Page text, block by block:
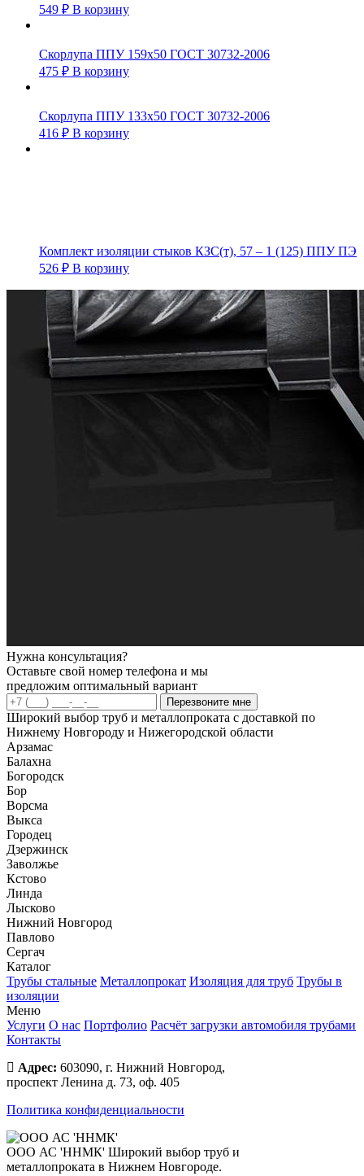
549 ₽ В корзину
Скорлупа ППУ 159х50 ГОСТ 30732-2006
475 ₽ В корзину
Скорлупа ППУ 133х50 ГОСТ 30732-2006
416 ₽ В корзину
Комплект изоляции стыков КЗС(т), 57 – 1 (125) ППУ ПЭ
526 ₽ В корзину
Нужна консультация?
Оставьте свой номер телефона и мы
предложим оптимальный вариант
Перезвоните мне
Широкий выбор труб и металлопроката с доставкой по
Нижнему Новгороду и Нижегородской области
Арзамас
Балахна
Богородск
Бор
Ворсма
Выкса
Городец
Дзержинск
Заволжье
Кстово
Линда
Лысково
Нижний Новгород
Павлово
Сергач
Каталог
Трубы стальные Металлопрокат Изоляция для труб Трубы в
изоляции
Меню
Услуги О нас Портфолио Расчёт загрузки автомобиля трубами
Контакты
Адрес: 603090, г. Нижний Новгород,
проспект Ленина д. 73, оф. 405
Политика конфиденциальности
ООО АС 'ННМК' Широкий выбор труб и
металлопроката в Нижнем Новгороде.